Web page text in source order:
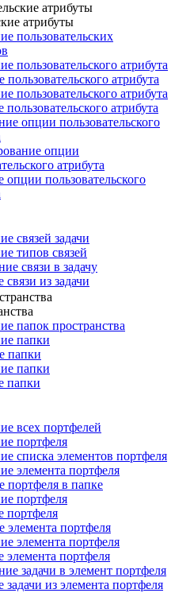
атрибуты
атрибуты
пользовательских
пользовательского атрибута
пользовательского атрибута
пользовательского атрибута
пользовательского атрибута
опции пользовательского
опции
атрибута
опции пользовательского
связей задачи
типов связей
связи в задачу
связи из задачи
папок пространства
папки
папки
папки
папки
всех портфелей
портфеля
списка элементов портфеля
элемента портфеля
портфеля в папке
портфеля
портфеля
элемента портфеля
элемента портфеля
элемента портфеля
задачи в элемент портфеля
задачи из элемента портфеля